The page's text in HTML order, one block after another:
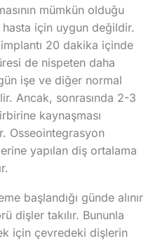
mümkün olduğu
için uygun değildir.
20 dakika içinde
de nispeten daha
işe ve diğer normal
Ancak, sonrasında 2-3
kaynaşması
Osseointegrasyon
yapılan diş ortalama
başlandığı günde alınır
dişler takılır. Bununla
için çevredeki dişlerin